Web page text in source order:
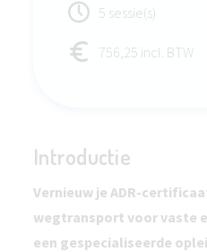
5 sessie(s)
756,25 incl. BTW
Introductie
Vernieuw je ADR-
wegtransport voor vaste
een gespecialiseerde